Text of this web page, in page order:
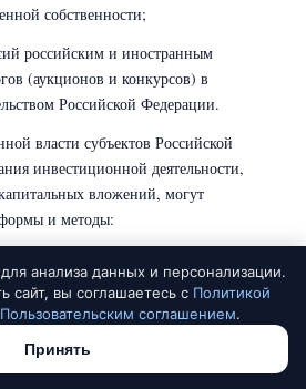
собственности;
российским и иностранным
(аукционов и конкурсов) в
Российской Федерации.
власти субъектов Российской
инвестиционной деятельности,
вложений, могут
и методы:
и иных инвестиционных проектов,
бюджетов субъектов Российской
от 25.12.2023 № 628-
анализа данных и персонализации.
сайт, вы соглашаетесь с Политикой
Пользовательским соглашением.
Принять